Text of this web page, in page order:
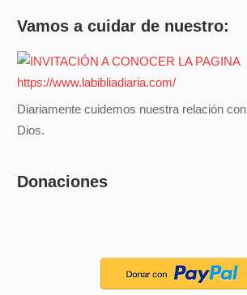
Vamos a cuidar de nuestro:
Diariamente cuidemos nuestra relación con
Dios.
Donaciones